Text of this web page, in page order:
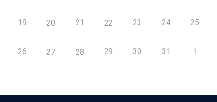
19 20 21 22 23 24 25
26 27 28 29 30 31 1